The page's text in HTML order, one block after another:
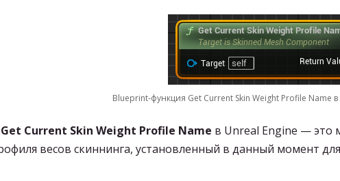
Blueprint-функция Get Current Skin Weight Profile Name в
Get Current Skin Weight Profile Name в Unreal Engine — это
весов скиннинга, установленный в данный момент